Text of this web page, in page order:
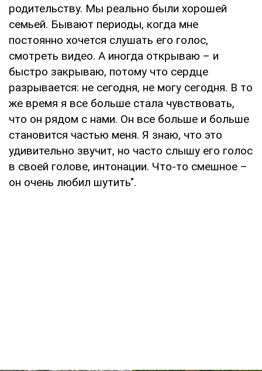
родительству. Мы реально были хорошей
семьей. Бывают периоды, когда мне
постоянно хочется слушать его голос,
смотреть видео. А иногда открываю – и
быстро закрываю, потому что сердце
разрывается: не сегодня, не могу сегодня. В то
же время я все больше стала чувствовать,
что он рядом с нами. Он все больше и больше
становится частью меня. Я знаю, что это
удивительно звучит, но часто слышу его голос
в своей голове, интонации. Что-то смешное –
он очень любил шутить".